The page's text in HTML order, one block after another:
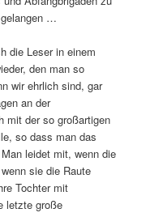
…
die Leser in einem
den man so
wir ehrlich sind, gar
an der
mit der so großartigen
so dass man das
leidet mit, wenn die
sie die Raute
Tochter mit
letzte große